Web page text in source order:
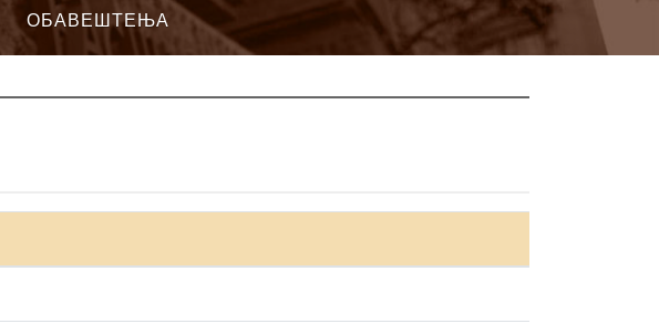
ОБАВЕШТЕЊА